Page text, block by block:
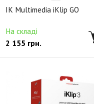
IK Multimedia iKlip GO
На складі
2 155 грн.